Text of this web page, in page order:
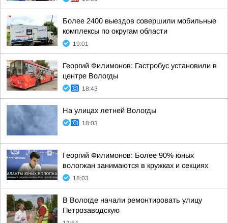
Более 2400 выездов совершили мобильные
комплексы по округам области
19:01
Георгий Филимонов: Гастробус установили в
центре Вологды
18:43
На улицах летней Вологды
18:03
Георгий Филимонов: Более 90% юных
вологжан занимаются в кружках и секциях
18:03
В Вологде начали ремонтировать улицу
Петрозаводскую